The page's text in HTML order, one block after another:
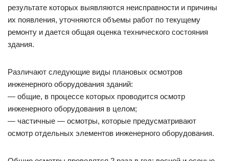
результате которых выявляются неисправности и причины
их появления, уточняются объемы работ по текущему
ремонту и дается общая оценка технического состояния
здания.
Различают следующие виды плановых осмотров
инженерного оборудования зданий:
— общие, в процессе которых проводится осмотр
инженерного оборудования в целом;
— частичные — осмотры, которые предусматривают
осмотр отдельных элементов инженерного оборудования.